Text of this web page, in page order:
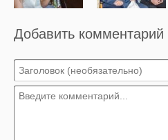
Добавить комментарий